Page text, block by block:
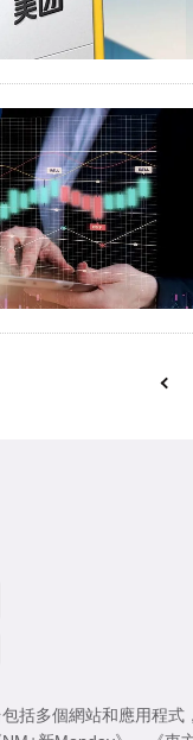
括多個網站和應用程式